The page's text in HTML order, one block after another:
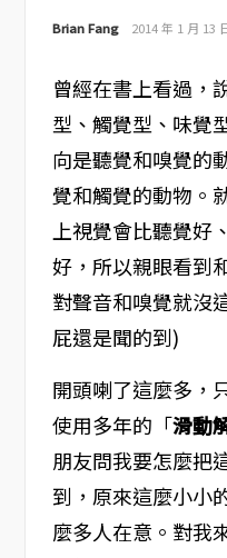
Brian Fang 2014 年 1 月 13
曾經在書上看過，
型、觸覺型、味覺
向是聽覺和嗅覺的
覺和觸覺的動物。
上視覺會比聽覺好
好，所以親眼看到
對聲音和嗅覺就沒
屁還是聞的到)
開頭喇了這麼多，
使用多年的「滑動
朋友問我要怎麼把
到，原來這麼小小
麼多人在意。對我